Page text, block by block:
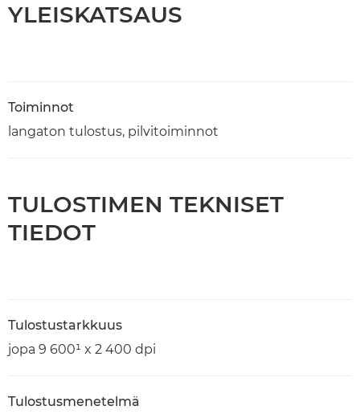
YLEISKATSAUS
Toiminnot
langaton tulostus, pilvitoiminnot
TULOSTIMEN TEKNISET
TIEDOT
Tulostustarkkuus
jopa 9 600¹ x 2 400 dpi
Tulostusmenetelmä